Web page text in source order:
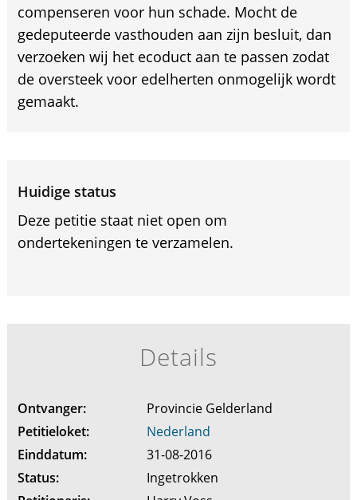
compenseren voor hun schade. Mocht de
gedeputeerde vasthouden aan zijn besluit, dan
verzoeken wij het ecoduct aan te passen zodat
de oversteek voor edelherten onmogelijk wordt
gemaakt.
Huidige status
Deze petitie staat niet open om
ondertekeningen te verzamelen.
Details
Ontvanger:
Provincie Gelderland
Petitieloket:
Nederland
Einddatum:
31-08-2016
Status:
Ingetrokken